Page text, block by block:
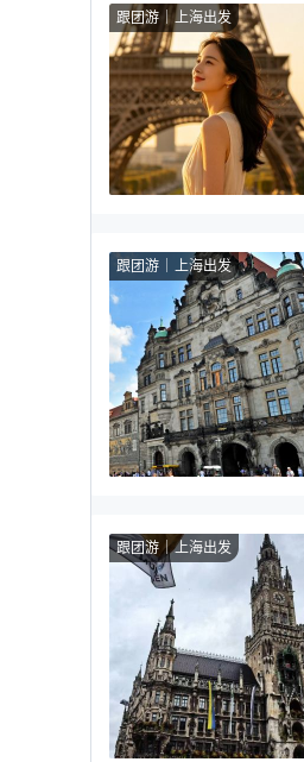
跟团游 上海出发
跟团游 上海出发
跟团游 上海出发